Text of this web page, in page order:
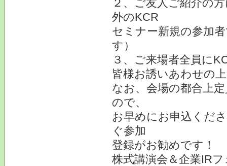
２、ご友人ご紹介の
外のKCR
セミナー新規の参加
す）
３、ご来場者全員に
皆様お誘いあわせの
なお、会場の都合上
ので、
お早めにお申込くだ
ぐ参加
登録がお勧めです！
株式講演会＆企業IR